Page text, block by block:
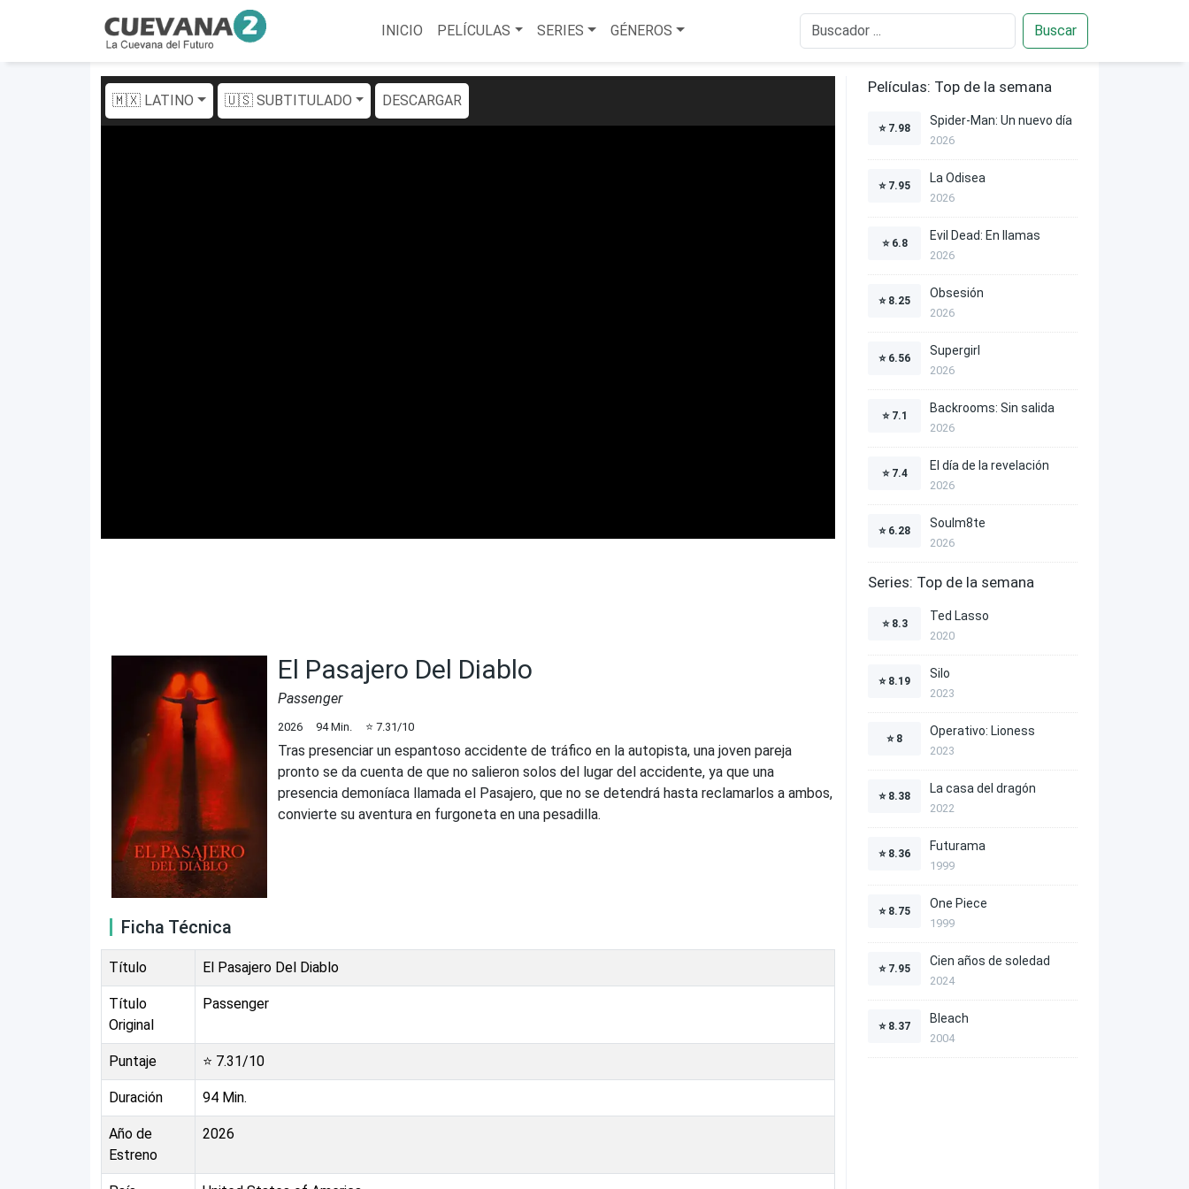
INICIO PELÍCULAS SERIES GÉNEROS Buscar
🇲🇽 LATINO 🇺🇸 SUBTITULADO DESCARGAR
El Pasajero Del Diablo
Passenger
2026 94Min. ⭐ 7.31 /10
Tras presenciar un espantoso accidente de tráfico en la autopista, una joven pareja
pronto se da cuenta de que no salieron solos del lugar del accidente, ya que una
presencia demoníaca llamada el Pasajero, que no se detendrá hasta reclamarlos a ambos,
convierte su aventura en furgoneta en una pesadilla.
Ficha Técnica
Título El Pasajero Del Diablo
Título
Original
Passenger
Puntaje ⭐ 7.31/10
Duración 94 Min.
Año de
Estreno
2026
Películas: Top de la semana
⭐ 7.98
Spider-Man: Un nuevo día
2026
⭐ 7.95
La Odisea
2026
⭐ 6.8
Evil Dead: En llamas
2026
⭐ 8.25
Obsesión
2026
⭐ 6.56
Supergirl
2026
⭐ 7.1
Backrooms: Sin salida
2026
⭐ 7.4
El día de la revelación
2026
⭐ 6.28
Soulm8te
2026
Series: Top de la semana
⭐ 8.3
Ted Lasso
2020
⭐ 8.19
Silo
2023
⭐ 8
Operativo: Lioness
2023
⭐ 8.38
La casa del dragón
2022
⭐ 8.36
Futurama
1999
⭐ 8.75
One Piece
1999
⭐ 7.95
Cien años de soledad
2024
⭐ 8.37
Bleach
2004